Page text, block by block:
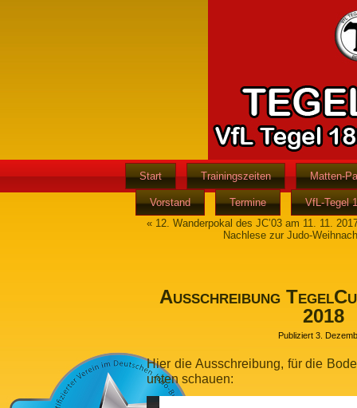
Start Trainingszeiten Matten-
Vorstand Termine
VfL-Tegel
« 12. Wanderpokal des JC’03 am 11. 11.
Nachlese zur Judo-
Ausschreibung
2018
Publiziert 3.
Hier die Ausschreibung, für die
unten schauen: